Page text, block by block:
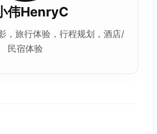
伟HenryC
，旅行体验，行程规划，酒店/
民宿体验